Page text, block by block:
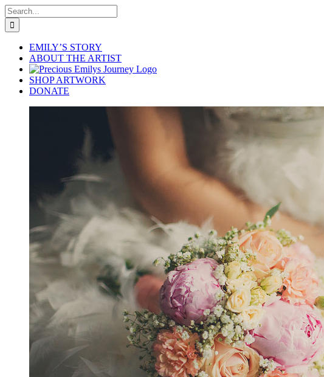
Skip
to
content
Search
for:
EMILY’S STORY
ABOUT THE ARTIST
SHOP ARTWORK
DONATE